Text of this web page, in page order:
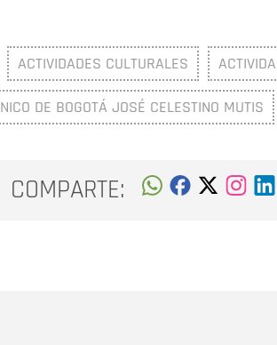
ACTIVIDADES CULTURALES
DE BOGOTÁ JOSÉ CELESTINO MUTIS
COMPARTE: